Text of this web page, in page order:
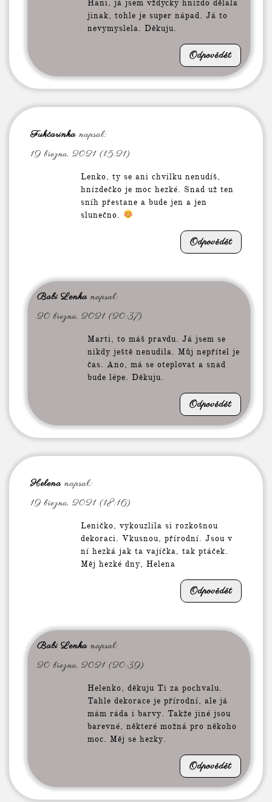
Hani, já jsem vždycky hnízdo dělala
jinak, tohle je super nápad. Já to
nevymyslela. Děkuju.
Odpovědět
Fukčarinka napsal:
19 března, 2021 (15:21)
Lenko, ty se ani chvilku nenudíš,
hnízdečko je moc hezké. Snad už ten
sníh přestane a bude jen a jen
slunečno.
Odpovědět
Babi Lenka napsal:
20 března, 2021 (20:37)
Marti, to máš pravdu. Já jsem se
nikdy ještě nenudila. Můj nepřítel je
čas. Ano, má se oteplovat a snad
bude lépe. Děkuju.
Odpovědět
Helena napsal:
19 března, 2021 (18:16)
Leničko, vykouzlila si rozkošnou
dekoraci. Vkusnou, přírodní. Jsou v
ní hezká jak ta vajíčka, tak ptáček.
Měj hezké dny, Helena
Odpovědět
Babi Lenka napsal:
20 března, 2021 (20:39)
Helenko, děkuju Ti za pochvalu.
Tahle dekorace je přírodní, ale já
mám ráda i barvy. Takže jiné jsou
barevné, některé možná pro někoho
moc. Měj se hezky.
Odpovědět